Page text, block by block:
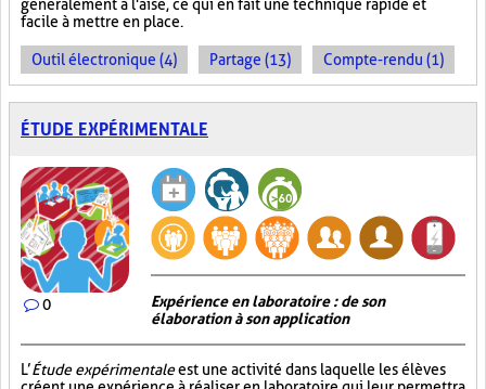
généralement à l'aise, ce qui en fait une technique rapide et
facile à mettre en place.
Outil électronique (4) Partage (13) Compte-rendu (1)
ÉTUDE EXPÉRIMENTALE
0
Expérience en laboratoire : de son
élaboration à son application
L’Étude expérimentaleest une activité dans laquelle les élèves